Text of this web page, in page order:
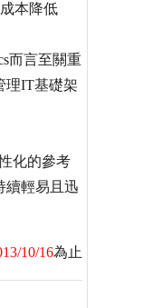
本降低
而言至關重
理IT基礎架
化的參考
續輕易且迅
10/16為止